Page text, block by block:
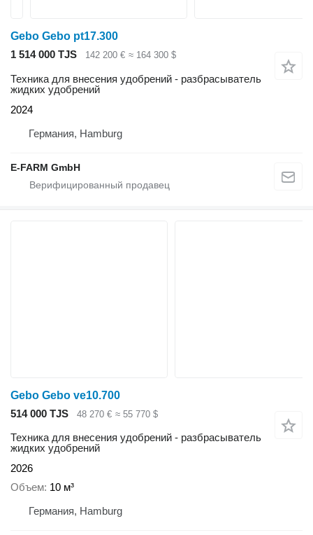
Gebo Gebo pt17.300
1 514 000 TJS
142 200 € ≈ 164 300 $
Техника для внесения удобрений - разбрасыватель
жидких удобрений
2024
Германия, Hamburg
E-FARM GmbH
Gebo Gebo ve10.700
514 000 TJS
48 270 € ≈ 55 770 $
Техника для внесения удобрений - разбрасыватель
жидких удобрений
2026
Объем 10 м³
Германия, Hamburg